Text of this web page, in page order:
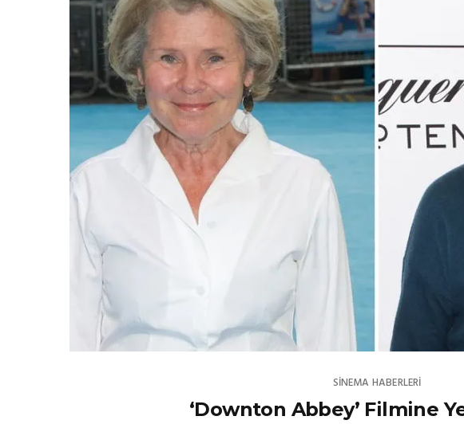
SINEMA HABERLERI
‘Downton Abbey’ Filmine